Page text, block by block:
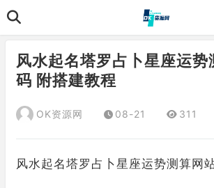
风水起名塔罗占卜星座运势
码 附搭建教程
OK资源网 08-21 311
风水起名塔罗占卜星座运势测算网